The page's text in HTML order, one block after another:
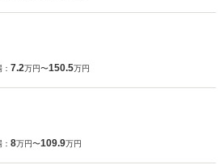
7.2万円〜150.5万円
8万円〜109.9万円